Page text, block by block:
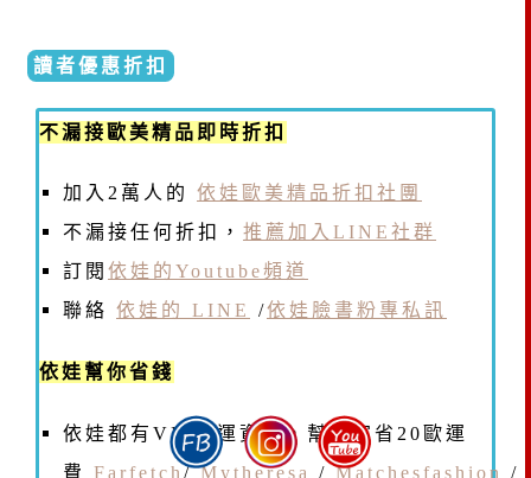
讀者優惠折扣
不漏接歐美精品即時折扣
加入2萬人的 依娃歐美精品折扣社團
不漏接任何折扣， 推薦加入LINE社群
訂閱 依娃的Youtube頻道
聯絡 依娃的 LINE /依娃臉書粉專私訊
依娃幫你省錢
依娃都有VIP免運資格，幫大家省20歐運
費 Farfetch /Mytheresa /Matchesfashion /